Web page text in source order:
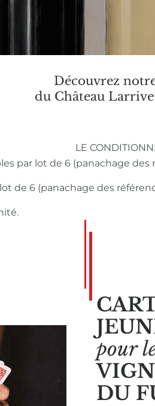
Découvrez
du Château
LE
par lot de 6 (panachage des
de 6 (panachage des
pour
DU